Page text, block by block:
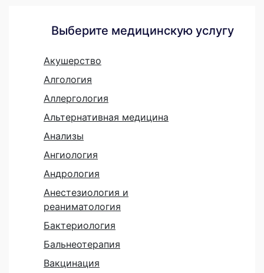
Выберите медицинскую услугу
Акушерство
Алгология
Аллергология
Альтернативная медицина
Анализы
Ангиология
Андрология
Анестезиология и
реаниматология
Бактериология
Бальнеотерапия
Вакцинация